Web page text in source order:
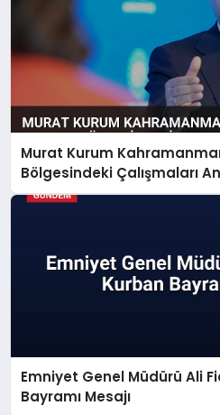
Murat Kurum
Bölgesindeki Çalışmaları
Emniyet Genel Müdürü Ali
Bayramı Mesajı